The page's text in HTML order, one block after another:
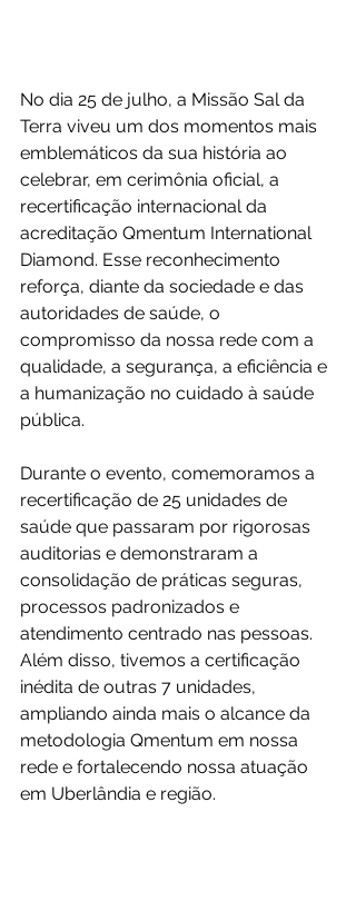
No dia 25 de julho, a Missão Sal da
Terra viveu um dos momentos mais
emblemáticos da sua história ao
celebrar, em cerimônia oficial, a
recertificação internacional da
acreditação Qmentum International
Diamond. Esse reconhecimento
reforça, diante da sociedade e das
autoridades de saúde, o
compromisso da nossa rede com a
qualidade, a segurança, a eficiência e
a humanização no cuidado à saúde
pública.
Durante o evento, comemoramos a
recertificação de 25 unidades de
saúde que passaram por rigorosas
auditorias e demonstraram a
consolidação de práticas seguras,
processos padronizados e
atendimento centrado nas pessoas.
Além disso, tivemos a certificação
inédita de outras 7 unidades,
ampliando ainda mais o alcance da
metodologia Qmentum em nossa
rede e fortalecendo nossa atuação
em Uberlândia e região.